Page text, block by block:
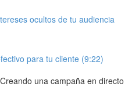
ocultos de tu audiencia
para tu cliente (9:22)
una campaña en directo